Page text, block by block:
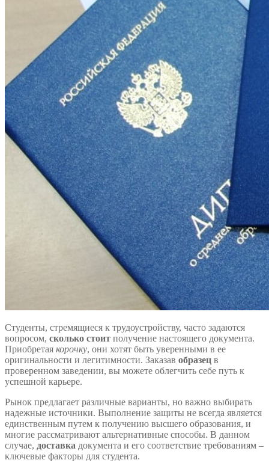
Студенты, стремящиеся к трудоустройству, часто задаются
вопросом, сколько стоит получение настоящего документа.
Приобретая корочку, они хотят быть уверенными в ее
оригинальности и легитимности. Заказав образец в
проверенном заведении, вы можете облегчить себе путь к
успешной карьере.
Рынок предлагает различные варианты, но важно выбирать
надежные источники. Выполнение защиты не всегда является
единственным путем к получению высшего образования, и
многие рассматривают альтернативные способы. В данном
случае, доставка документа и его соответствие требованиям –
ключевые факторы для студента.